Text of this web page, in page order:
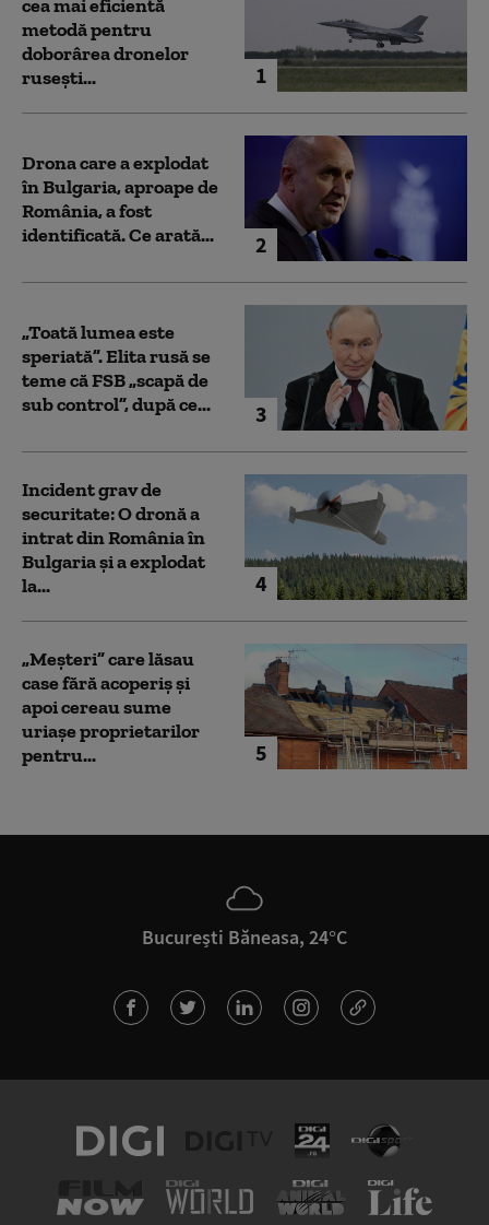
1
cea mai eficientă
metodă pentru
doborârea dronelor
rusești...
2
Drona care a explodat
în Bulgaria, aproape de
România, a fost
identificată. Ce arată...
3
„Toată lumea este
speriată”. Elita rusă se
teme că FSB „scapă de
sub control”, după ce...
4
Incident grav de
securitate: O dronă a
intrat din România în
Bulgaria şi a explodat
la...
5
„Meșteri” care lăsau
case fără acoperiș și
apoi cereau sume
uriașe proprietarilor
pentru...
București Băneasa, 24°C